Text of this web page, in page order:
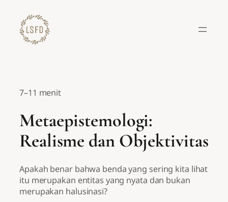
konten
7–11 menit
Metaepistemologi:
Realisme dan Objektivitas
Apakah benar bahwa benda yang sering kita lihat
itu merupakan entitas yang nyata dan bukan
merupakan halusinasi?